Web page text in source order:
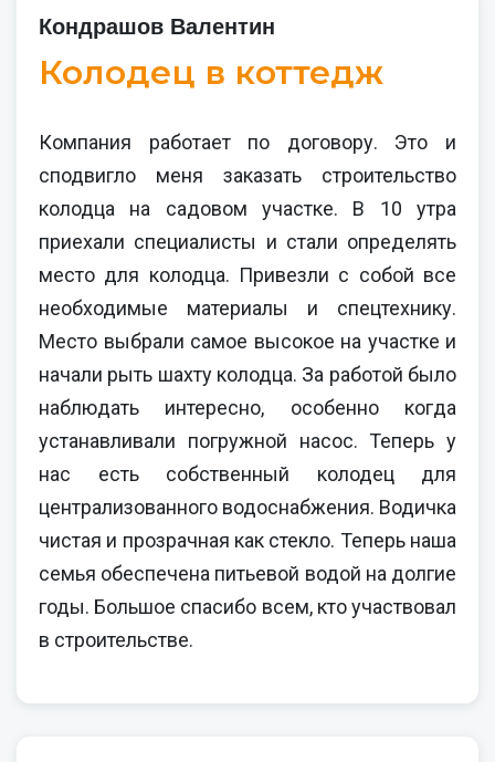
Кондрашов Валентин
Колодец в коттедж
Компания работает по договору. Это и
сподвигло меня заказать строительство
колодца на садовом участке. В 10 утра
приехали специалисты и стали определять
место для колодца. Привезли с собой все
необходимые материалы и спецтехнику.
Место выбрали самое высокое на участке и
начали рыть шахту колодца. За работой было
наблюдать интересно, особенно когда
устанавливали погружной насос. Теперь у
нас есть собственный колодец для
централизованного водоснабжения. Водичка
чистая и прозрачная как стекло. Теперь наша
семья обеспечена питьевой водой на долгие
годы. Большое спасибо всем, кто участвовал
в строительстве.